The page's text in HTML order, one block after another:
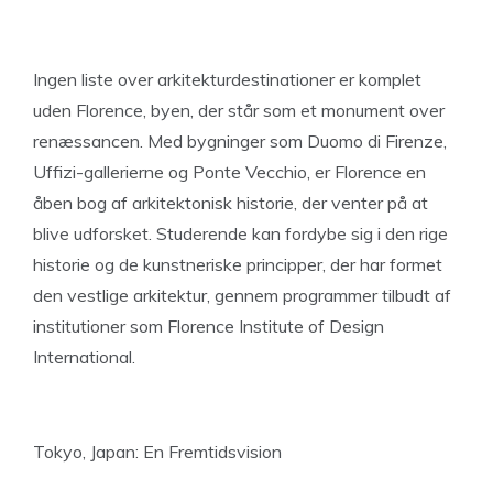
Ingen liste over arkitekturdestinationer er komplet
uden Florence, byen, der står som et monument over
renæssancen. Med bygninger som Duomo di Firenze,
Uffizi-gallerierne og Ponte Vecchio, er Florence en
åben bog af arkitektonisk historie, der venter på at
blive udforsket. Studerende kan fordybe sig i den rige
historie og de kunstneriske principper, der har formet
den vestlige arkitektur, gennem programmer tilbudt af
institutioner som Florence Institute of Design
International.
Tokyo, Japan: En Fremtidsvision